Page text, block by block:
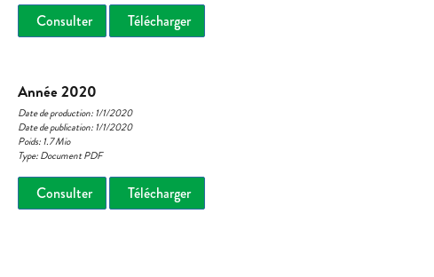
Consulter Télécharger
Année 2020
Date de production: 1/1/2020
Date de publication: 1/1/2020
Poids: 1.7 Mio
Type: Document PDF
Consulter Télécharger